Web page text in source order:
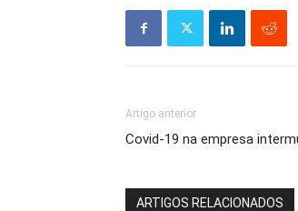
Artigo anterior
Covid-19 na empresa
ARTIGOS RELACIONADOS